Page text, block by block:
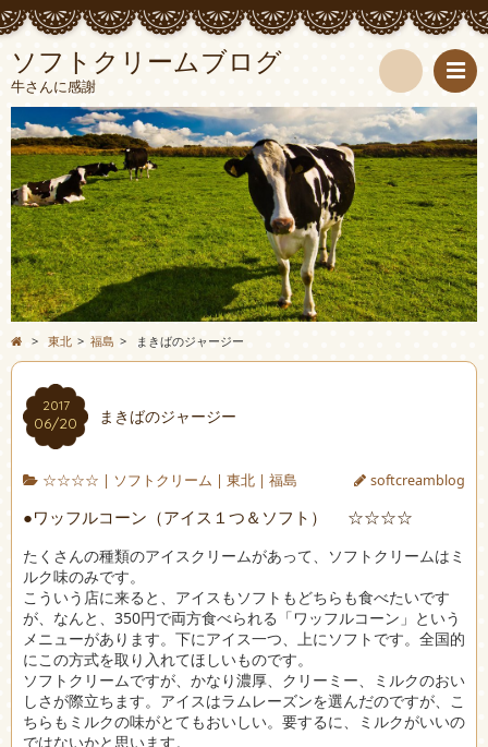
ソフトクリームブログ
牛さんに感謝
検
索
> 東北 > 福島 > まきばのジャージー
2017
06/20 まきばのジャージー
☆☆☆☆ | ソフトクリーム | 東北| 福島 softcreamblog
●ワッフルコーン（アイス１つ＆ソフト） ☆☆☆☆
たくさんの種類のアイスクリームがあって、ソフトクリームはミ
ルク味のみです。
こういう店に来ると、アイスもソフトもどちらも食べたいです
が、なんと、350円で両方食べられる「ワッフルコーン」という
メニューがあります。下にアイス一つ、上にソフトです。全国的
にこの方式を取り入れてほしいものです。
ソフトクリームですが、かなり濃厚、クリーミー、ミルクのおい
しさが際立ちます。アイスはラムレーズンを選んだのですが、こ
ちらもミルクの味がとてもおいしい。要するに、ミルクがいいの
ではないかと思います。